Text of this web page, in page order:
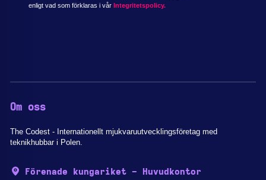
enligt vad som förklaras i vår Integritetspolicy.
Om oss
The Codest - Internationellt mjukvaruutvecklingsföretag med
teknikhubbar i Polen.
Förenade kungariket - Huvudkontor